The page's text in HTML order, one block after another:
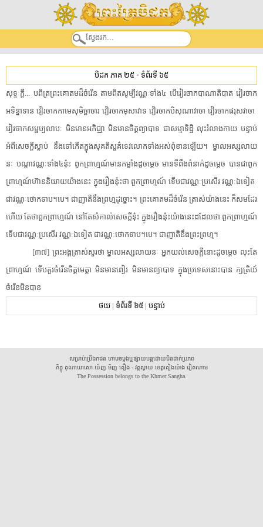
បិដក ភាគ ២៥ - ទំព័រទី ៦៥
​សុទ្ទៈ​ក្តី​.​.​.​ ​បពិត្រ​ព្រះ​គោតម​ដ៏​ចំរើន​ ​តាមពិត​សូម្បី​វណ្ណៈ​ទាំង៤​ ​បើ​វៀរចាក​បាណាតិបាត​ ​វៀរចាក​
អទិន្នាទាន​ ​វៀរចាក​កា​មេ​សុ​មិច្ឆាចារ​ ​វៀរចាក​មុសាវាទ​ ​វៀរចាក​បិ​សុ​ណា​វាចា​ ​វៀរចាក​ផរុសវាចា​ ​
វៀរចាក​សម្ផ​ប្ប​លា​បៈ​ ​មិន​មាន​អភិជ្ឈា​ ​មិន​មានចិត្ត​ព្យាបាទ​ ​ជា​សម្មាទិដ្ឋិ​ ​លុះ​រំលាង​កាយ​ ​បន្ទាប់​
អំពី​សេចក្តី​ស្លាប់​ ​នឹង​ទៅ​កើត​ក្នុង​សុគតិ​សួគ៌​ទេវលោក​ទាំងអស់​ពុំខាន​ឡើយ​។​ ​ម្នាល​អស្ស​លាយ​
នៈ​ ​បណ្តា​វណ្ណៈ​ទាំង៤នុ៎ះ​ ​ពួក​ព្រាហ្មណ៍​មាន​កម្លាំង​ដូចម្តេច​ ​មាន​ទីពឹង​ពំនាក់​ដូចម្តេច​ ​បាន​ជាពួក​
ព្រាហ្មណ៍​ហ៊ាន​និយាយ​យ៉ាងនេះ​ ​ក្នុង​រឿង​នុ៎ះ​ថា​ ​ពួក​ព្រាហ្មណ៍​ ​ទើប​ជា​វណ្ណៈ​ប្រសើរ​ ​វណ្ណៈ​ឯទៀត​ ​
ជា​វណ្ណៈ​ថោកទាប​។​បេ​។​ ​ជា​ញាតិ​នឹង​ព្រហ្ម​ដូច្នោះ​។​ ​ព្រះ​គោតម​ដ៏​ចំរើន​ ​ត្រាស់​យ៉ាងនេះ​ ​ក៏​សម​ដែរ​
ហើយ​ ​តែថា​ពួក​ព្រាហ្មណ៍​ ​នៅតែ​សំគាល់​សេចក្តី​នុ៎ះ​ ​ក្នុង​រឿង​នុ៎ះ​យ៉ាងនេះ​ដដែល​ថា​ ​ពួក​ព្រាហ្មណ៍​
​ទើប​ជា​វណ្ណៈ​ប្រសើរ​ ​វណ្ណៈ​ឯទៀត​ ​ជា​វណ្ណៈ​ថោកទាប​។​បេ​។​ ​ជា​ញាតិ​នឹង​ព្រះព្រហ្ម​។​
[​៣៧​]​ ​ព្រះអង្គ​ត្រាស់​សួរ​ថា​ ​ម្នាល​អស្ស​លាយ​នៈ​ ​អ្នក​យល់​សេចក្តី​នោះ​ដូចម្តេច​ ​លុះតែ​
ព្រាហ្មណ៍​ ​ទើប​គួរ​ចំរើន​ចិត្តមេត្តា​ ​មិន​មាន​ពៀរ​ ​មិន​មាន​ព្យាបាទ​ ​ក្នុង​ប្រទេស​នោះ​បាន​ ​ក្សត្រិយ៍​
ចំរើន​មិនបាន​ ​
ថយ| ទំព័រទី ៦៥| បន្ទាប់
សម្រាប់ប្រើឯកជន ហាមចម្លងឬផ្សាយបន្តដោយមិនដាក់ប្រភព
ភិក្ខុ គុណឃោសោ យ័ញ មិញ គឿង - វត្តស្វាយ ខេត្តគៀងយ៉ាង វៀតណាម
The Possession belongs to the Khmer Sangha.